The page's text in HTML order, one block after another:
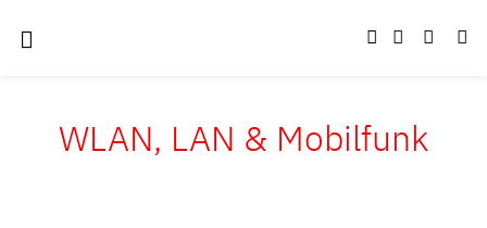
WLAN, LAN & Mobilfunk